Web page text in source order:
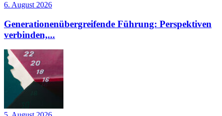
6. August 2026
Generationenübergreifende Führung: Perspektiven
verbinden,...